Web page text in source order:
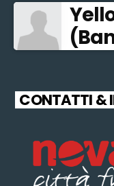
CONTATTI &